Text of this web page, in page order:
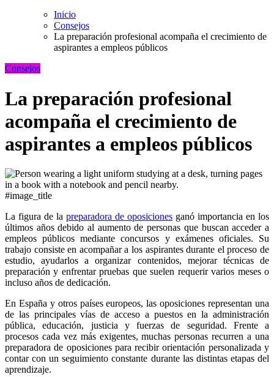
Inicio
Consejos
La preparación profesional acompaña el crecimiento de
aspirantes a empleos públicos
Consejos
La preparación profesional
acompaña el crecimiento de
aspirantes a empleos públicos
#image_title
La figura de la preparadora de oposiciones ganó importancia en los
últimos años debido al aumento de personas que buscan acceder a
empleos públicos mediante concursos y exámenes oficiales. Su
trabajo consiste en acompañar a los aspirantes durante el proceso de
estudio, ayudarlos a organizar contenidos, mejorar técnicas de
preparación y enfrentar pruebas que suelen requerir varios meses o
incluso años de dedicación.
En España y otros países europeos, las oposiciones representan una
de las principales vías de acceso a puestos en la administración
pública, educación, justicia y fuerzas de seguridad. Frente a
procesos cada vez más exigentes, muchas personas recurren a una
preparadora de oposiciones para recibir orientación personalizada y
contar con un seguimiento constante durante las distintas etapas del
aprendizaje.